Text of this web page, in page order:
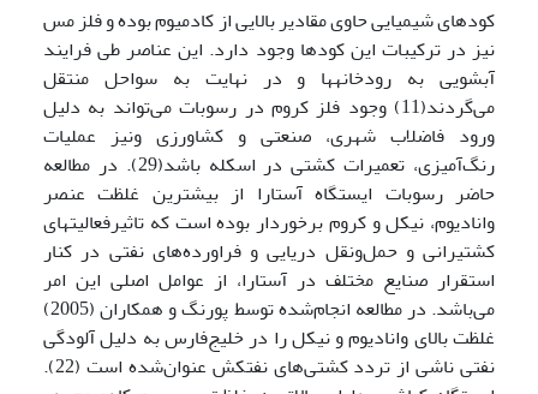
کودهای شیمیایی حاوی مقادیر بالایی از کادمیوم بوده و فلز مس
نیز در ترکیبات این کودها وجود دارد. این عناصر طی فرایند
آبشویی به رودخانه­ها و در نهایت به سواحل منتقل
می‌گردند(11) وجود فلز کروم در رسوبات می‌تواند به دلیل
ورود فاضلاب شهری، صنعتی و کشاورزی ونیز عملیات
رنگ‌آمیزی، تعمیرات کشتی در اسکله باشد(29). در مطالعه
حاضر رسوبات ایستگاه آستارا از بیشترین غلظت عنصر
وانادیوم، نیکل و کروم برخوردار بوده است که تاثیرفعالیت­های
کشتیرانی و حمل‌ونقل دریایی و فراورده‌های نفتی در کنار
استقرار صنایع مختلف در آستارا، از عوامل اصلی این امر
می‌باشد. در مطالعه انجام‌شده توسط پورنگ و همکاران (2005)
غلظت بالای وانادیوم و نیکل را در خلیج‌فارس به دلیل آلودگی
نفتی ناشی از تردد کشتی‌های نفتکش عنوان‌شده است (22).